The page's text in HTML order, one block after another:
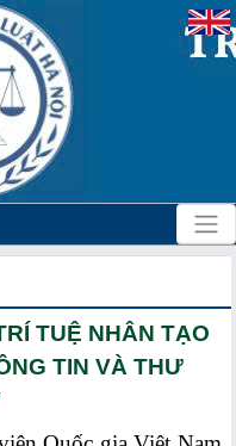
TUỆ NHÂN TẠO
TIN VÀ THƯ